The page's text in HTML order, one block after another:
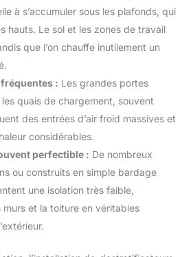
à s’accumuler sous les plafonds, qui
hauts. Le sol et les zones de travail
que l’on chauffe inutilement un
: Les grandes portes
quais de chargement, souvent
des entrées d’air froid massives et
considérables.
perfectible : De nombreux
ou construits en simple bardage
une isolation très faible,
et la toiture en véritables